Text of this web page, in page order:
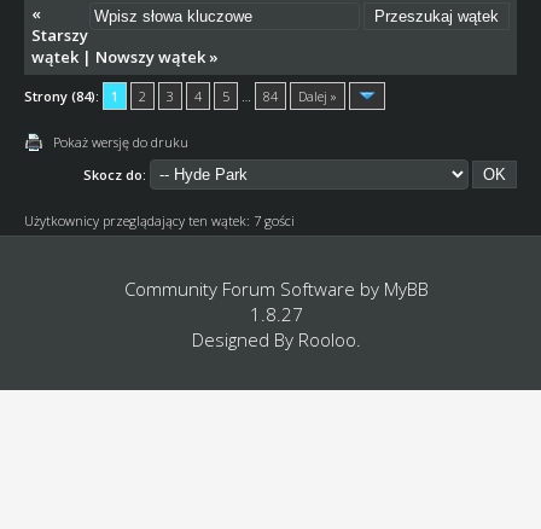
«
Starszy
wątek| Nowszy wątek»
Strony (84): 1 2 3 4 5 84 Dalej »
Pokaż wersję do druku
Skocz do:
Użytkownicy przeglądający ten wątek: 7 gości
Community Forum Software by MyBB
1.8.27
Designed By Rooloo